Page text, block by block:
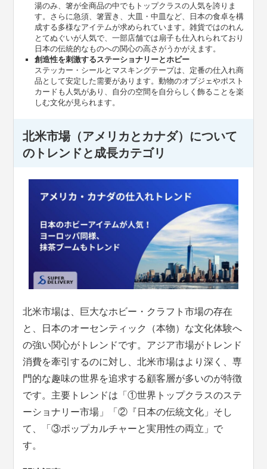
湯のみ、箸が全商品の中でもトップクラスの人気を誇りま
す。さらに急須、箸置き、大皿・中皿など、日本の食卓を構
成する多様なアイテムが求められています。雑貨ではのれん
とてぬぐいが人気で、一部店舗では扇子も仕入れられており
日本の伝統的なものへの関心の高さがうかがえます。
創造性を刺激するステーショナリーとホビー
ステッカー・シールとマスキングテープは、定番の仕入れ商
品として安定した需要があります。動物のオブジェやポスト
カードも人気があり、自分の空間を自分らしく飾ることを楽
しむ文化が見られます。
北米市場（アメリカとカナダ）について
のトレンドと成長カテゴリ
北米市場は、巨大なホビー・クラフト市場の存在
と、日本のオーセンティック（本物）な文化体験へ
の強い関心がトレンドです。アジア市場がトレンド
消費を牽引するのに対し、北米市場はより深く、専
門的な趣味の世界を追求する顧客層が多いのが特徴
です。主要トレンドは「①世界トップクラスのステ
ーショナリー市場」「②『日本の伝統文化」そし
て、「③ポップカルチャーと実用性の両立」で
す。